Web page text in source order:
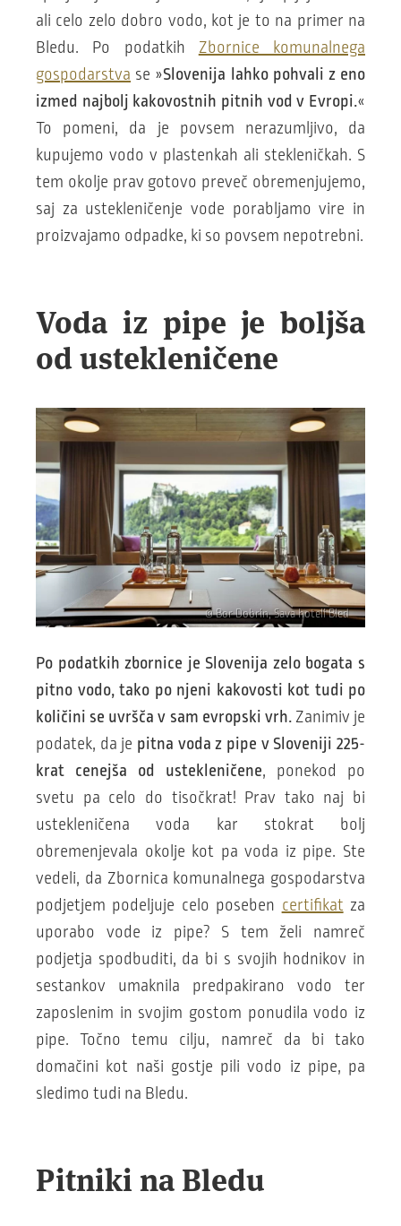
ali celo zelo dobro vodo, kot je to na primer na
Bledu. Po podatkih Zbornice komunalnega
gospodarstva se »Slovenija lahko pohvali z eno
izmed najbolj kakovostnih pitnih vod v Evropi.«
To pomeni, da je povsem nerazumljivo, da
kupujemo vodo v plastenkah ali stekleničkah. S
tem okolje prav gotovo preveč obremenjujemo,
saj za ustekleničenje vode porabljamo vire in
proizvajamo odpadke, ki so povsem nepotrebni.
Voda iz pipe je boljša
od ustekleničene
© Bor Dobrin, Sava hoteli Bled
Po podatkih zbornice je Slovenija zelo bogata s
pitno vodo, tako po njeni kakovosti kot tudi po
količini se uvršča v sam evropski vrh.Zanimiv je
podatek, da je pitna voda z pipe v Sloveniji 225-
krat cenejša od ustekleničene, ponekod po
svetu pa celo do tisočkrat! Prav tako naj bi
ustekleničena voda kar stokrat bolj
obremenjevala okolje kot pa voda iz pipe. Ste
vedeli, da Zbornica komunalnega gospodarstva
podjetjem podeljuje celo poseben certifikatza
uporabo vode iz pipe? S tem želi namreč
podjetja spodbuditi, da bi s svojih hodnikov in
sestankov umaknila predpakirano vodo ter
zaposlenim in svojim gostom ponudila vodo iz
pipe. Točno temu cilju, namreč da bi tako
domačini kot naši gostje pili vodo iz pipe, pa
sledimo tudi na Bledu.
Pitniki na Bledu